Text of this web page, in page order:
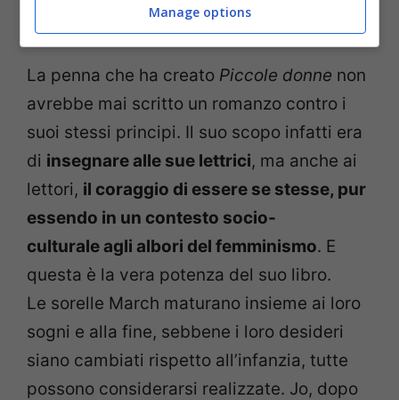
La penna che ha creato Piccole donne non
avrebbe mai scritto un romanzo contro i
suoi stessi principi. Il suo scopo infatti era
di insegnare alle sue lettrici, ma anche ai
lettori, il coraggio di essere se stesse, pur
essendo in un contesto socio-
culturale agli albori del femminismo. E
questa è la vera potenza del suo libro.
Le sorelle March maturano insieme ai loro
sogni e alla fine, sebbene i loro desideri
siano cambiati rispetto all’infanzia, tutte
possono considerarsi realizzate. Jo, dopo
Manage options